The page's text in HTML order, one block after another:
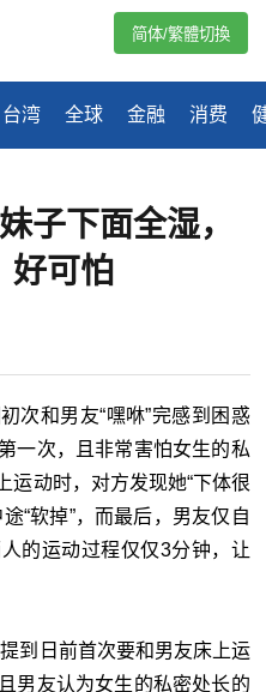
台湾 全球 金融 消费
简体/繁體切換
子下面全湿，
好可怕
次和男友“嘿咻”完感到困惑
一次，且非常害怕女生的私
运动时，对方发现她“下体很
“软掉”，而最后，男友仅自
的运动过程仅仅3分钟，让
到日前首次要和男友床上运
男友认为女生的私密处长的